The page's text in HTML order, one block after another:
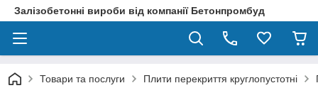
Залізобетонні вироби від компанії Бетонпромбуд
Товари та послуги Плити перекриття круглопустотні